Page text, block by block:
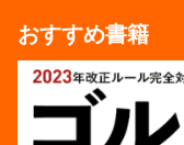
おすすめ書籍